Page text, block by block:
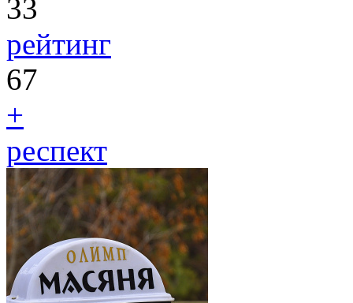
33
рейтинг
67
+
респект